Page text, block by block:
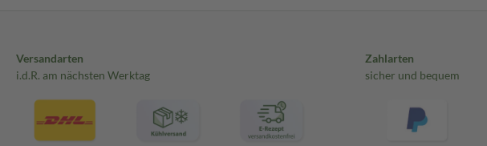
Versandarten
i.d.R. am nächsten Werktag
Zahlarten
sicher und bequem